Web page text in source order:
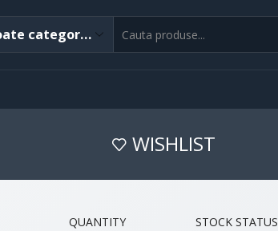
WISHLIST
QUANTITY STOCK STATUS